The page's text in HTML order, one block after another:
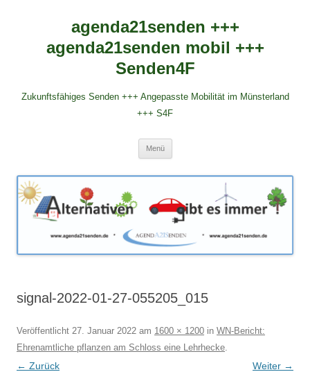
agenda21senden +++
agenda21senden mobil +++
Senden4F
Zukunftsfähiges Senden +++ Angepasste Mobilität im Münsterland
+++ S4F
Menü
signal-2022-01-27-055205_015
Veröffentlicht 27. Januar 2022 am 1600 × 1200 in WN-Bericht:
Ehrenamtliche pflanzen am Schloss eine Lehrhecke
← Zurück Weiter →